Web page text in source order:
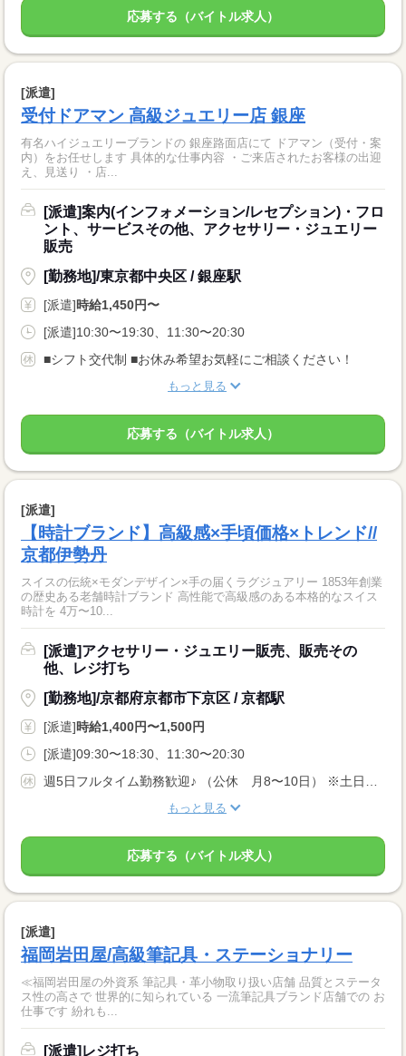
応募する（バイトル求人）
[派遣]
受付ドアマン 高級ジュエリー店 銀座
有名ハイジュエリーブランドの 銀座路面店にて ドアマン（受付・案
内）をお任せします 具体的な仕事内容 ・ご来店されたお客様の出迎
え、見送り ・店...
[派遣]案内(インフォメーション/レセプション)・フロ
ント、サービスその他、アクセサリー・ジュエリー
販売
[勤務地]/東京都中央区 / 銀座駅
[派遣]時給1,450円〜
[派遣]10:30〜19:30、11:30〜20:30
■シフト交代制 ■お休み希望お気軽にご相談ください！
もっと見る
応募する（バイトル求人）
[派遣]
【時計ブランド】高級感×手頃価格×トレンド//
京都伊勢丹
スイスの伝統×モダンデザイン×手の届くラグジュアリー 1853年創業
の歴史ある老舗時計ブランド 高性能で高級感のある本格的なスイス
時計を 4万〜10...
[派遣]アクセサリー・ジュエリー販売、販売その
他、レジ打ち
[勤務地]/京都府京都市下京区 / 京都駅
[派遣]時給1,400円〜1,500円
[派遣]09:30〜18:30、11:30〜20:30
もっと見る
応募する（バイトル求人）
[派遣]
福岡岩田屋/高級筆記具・ステーショナリー
≪福岡岩田屋の外資系 筆記具・革小物取り扱い店舗 品質とステータ
ス性の高さで 世界的に知られている 一流筆記具ブランド店舗での お
仕事です 紛れも...
[派遣]レジ打ち